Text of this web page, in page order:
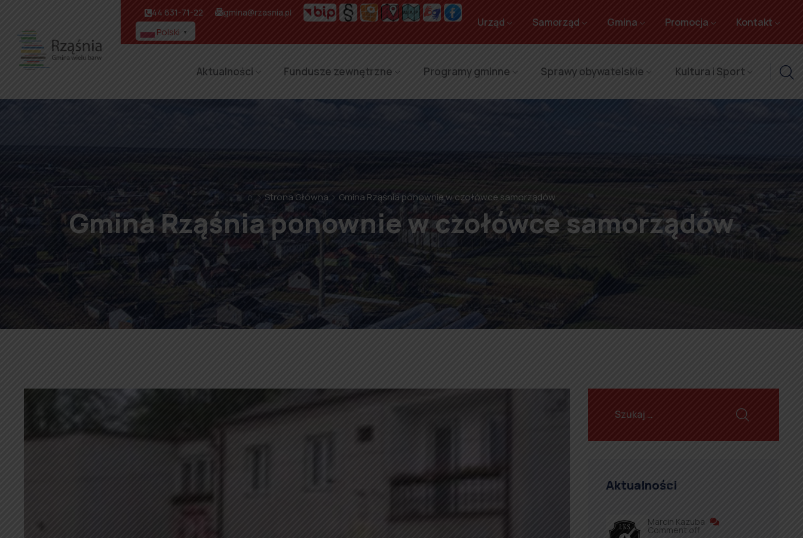
44 631-71-22 gmina@rzasnia.pl
Polski ▼
Urząd Samorząd Gmina Promocja Kontakt
Aktualności Fundusze zewnętrzne Programy gminne Sprawy obywatelskie Kultura i Sport
⌂ Strona Główna Gmina Rząśnia ponownie w czołówce samorządów
Gmina Rząśnia ponownie w czołówce samorządów
Aktualności
Marcin Kazuba
Comment off